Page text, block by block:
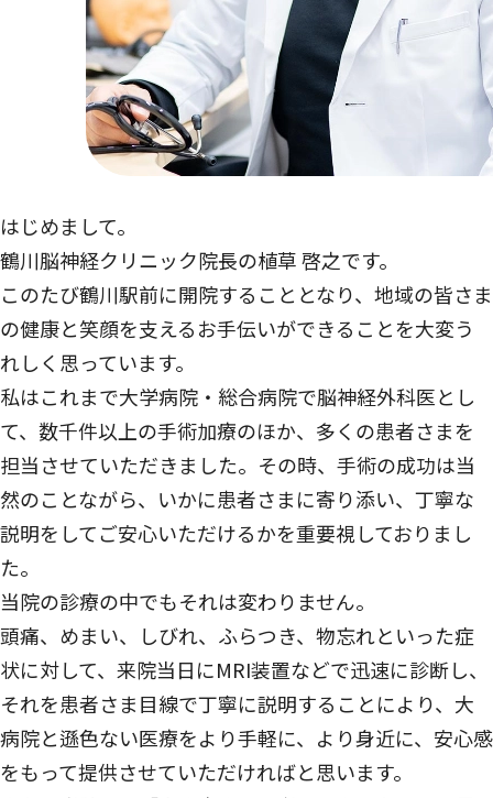
はじめまして。
鶴川脳神経クリニック院長の植草 啓之です。
このたび鶴川駅前に開院することとなり、地域の皆さま
の健康と笑顔を支えるお手伝いができることを大変う
れしく思っています。
私はこれまで大学病院・総合病院で脳神経外科医とし
て、数千件以上の手術加療のほか、多くの患者さまを
担当させていただきました。その時、手術の成功は当
然のことながら、いかに患者さまに寄り添い、丁寧な
説明をしてご安心いただけるかを重要視しておりまし
た。
当院の診療の中でもそれは変わりません。
頭痛、めまい、しびれ、ふらつき、物忘れといった症
状に対して、来院当日にMRI装置などで迅速に診断し、
それを患者さま目線で丁寧に説明することにより、大
病院と遜色ない医療をより手軽に、より身近に、安心感
をもって提供させていただければと思います。